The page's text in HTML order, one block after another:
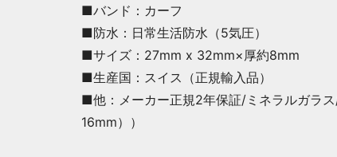
■バンド：カーフ
■防水：日常生活防水（5気圧）
■サイズ：27mm x 32mm×厚約8mm
■生産国：スイス（正規輸入品）
■他：メーカー正規2年保証/ミネラルガラ
16mm））